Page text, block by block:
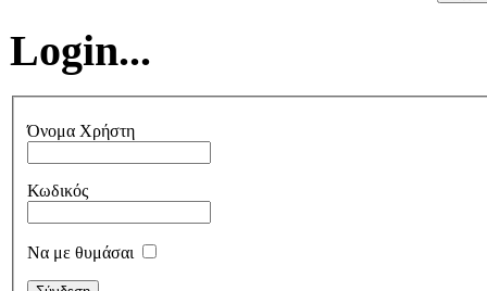
Login...
Όνομα Χρήστη
Κωδικός
Να με θυμάσαι